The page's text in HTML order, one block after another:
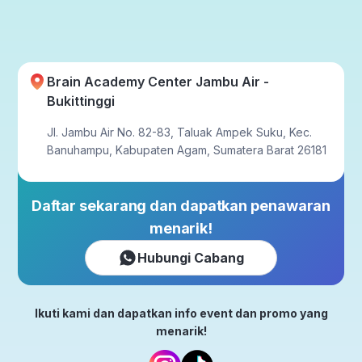
Brain Academy Center Jambu Air -
Bukittinggi
Jl. Jambu Air No. 82-83, Taluak Ampek Suku, Kec.
Banuhampu, Kabupaten Agam, Sumatera Barat 26181
Daftar sekarang dan dapatkan penawaran
menarik!
Hubungi Cabang
Ikuti kami dan dapatkan info event dan promo yang
menarik!